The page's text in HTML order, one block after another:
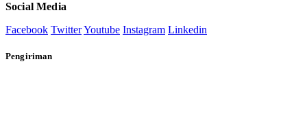
Social Media
Facebook TwitterYoutube Instagram Linkedin
Pengiriman